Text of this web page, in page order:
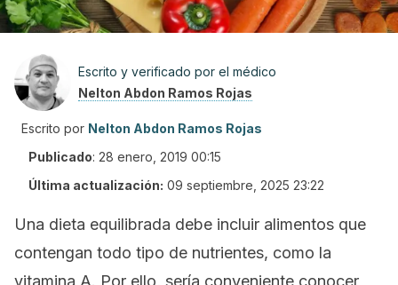
Escrito y verificado por el médico
Nelton Abdon Ramos Rojas
Escrito por Nelton Abdon Ramos Rojas
Publicado: 28 enero, 2019 00:15
Última actualización: 09 septiembre, 2025 23:22
Una dieta equilibrada debe incluir alimentos que
contengan todo tipo de nutrientes, como la
vitamina A. Por ello, sería conveniente conocer